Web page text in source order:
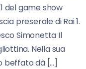
del game show
preserale di Rai 1.
Simonetta Il
Nella sua
beffato dà […]